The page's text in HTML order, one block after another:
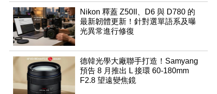
Nikon 釋蓋 Z50II、D6 與 D780 的
最新韌體更新！針對選單語系及曝
光異常進行修復
德韓光學大廠聯手打造！Samyang
預告 8 月推出 L 接環 60-180mm
F2.8 望遠變焦鏡